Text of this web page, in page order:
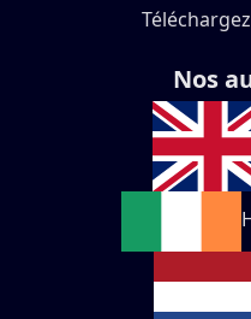
Nos